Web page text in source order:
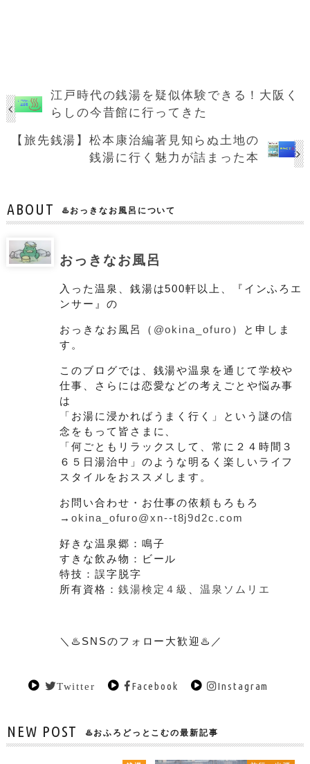
江戸時代の銭湯を疑似体験できる！大阪く
らしの今昔館に行ってきた
【旅先銭湯】松本康治編著見知らぬ土地の
銭湯に行く魅力が詰まった本
ABOUT ♨️おっきなお風呂について
おっきなお風呂
入った温泉、銭湯は500軒以上、『インふろエ
ンサー』の
おっきなお風呂（ @okina_ofuro ）と申しま
す。
このブログでは、銭湯や温泉を通じて学校や
仕事、さらには恋愛などの考えごとや悩み事
は
「お湯に浸かればうまく行く」という謎の信
念をもって皆さまに、
「何ごともリラックスして、常に２４時間３
６５日湯治中」のような明るく楽しいライフ
スタイルをおススメします。
お問い合わせ・お仕事の依頼もろもろ
→okina_ofuro@xn--t8j9d2c.com
好きな温泉郷：鳴子
すきな飲み物：ビール
特技：誤字脱字
所有資格： 銭湯検定４級 、温泉ソムリエ
＼♨️SNSのフォロー大歓迎♨️／
Twitter Facebook Instagram
NEW POST ♨️おふろどっとこむの最新記事